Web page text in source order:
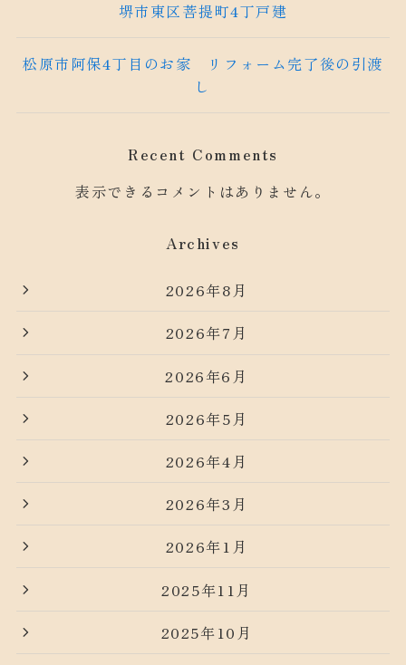
堺市東区菩提町4丁戸建
松原市阿保4丁目のお家 リフォーム完了後の引渡
し
Recent Comments
表示できるコメントはありません。
Archives
2026年8月
2026年7月
2026年6月
2026年5月
2026年4月
2026年3月
2026年1月
2025年11月
2025年10月